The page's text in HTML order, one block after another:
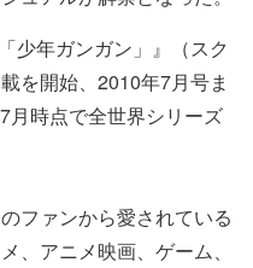
少年ガンガン」』（スク
を開始、2010年7月号ま
月時点で全世界シリーズ
ファンから愛されている
、アニメ映画、ゲーム、